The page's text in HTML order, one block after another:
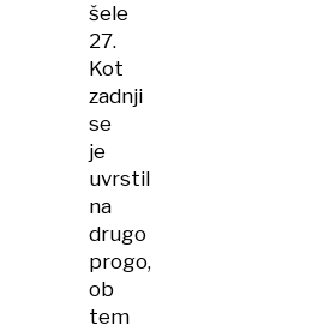
šele
27.
Kot
zadnji
se
je
uvrstil
na
drugo
progo,
ob
tem